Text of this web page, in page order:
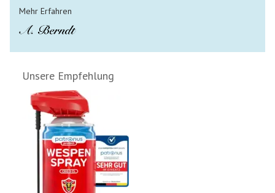
Mehr Erfahren
Unsere Empfehlung